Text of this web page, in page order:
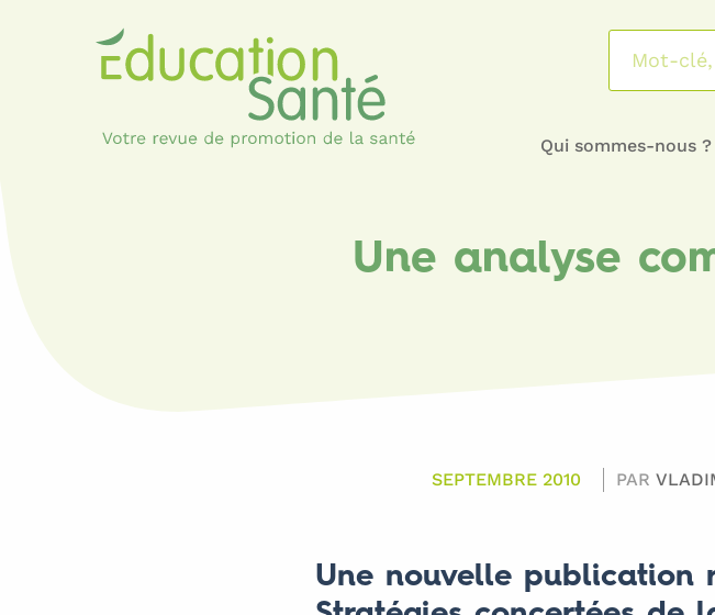
Qui sommes-nous ?
Une analyse
SEPTEMBRE 2010 PAR
Une nouvelle publication